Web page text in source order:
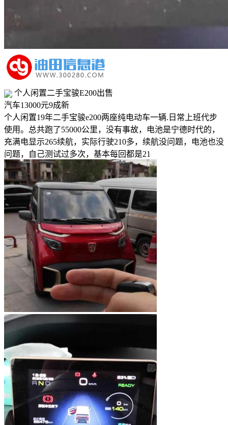
个人闲置二手宝骏E200出售
汽车13000元9成新
个人闲置19年二手宝骏e200两座纯电动车一辆.日常上班代步
使用。总共跑了55000公里，没有事故，电池是宁德时代的，
充满电显示265续航，实际行驶210多，续航没问题，电池也没
问题，自己测试过多次，基本每回都是21